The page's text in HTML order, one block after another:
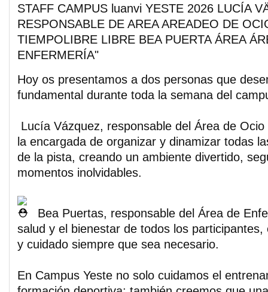
Hoy os presentamos a dos personas que
fundamental durante toda la semana del
Lucía Vázquez, responsable del Área de
la encargada de organizar y dinamizar todas
de la pista, creando un ambiente divertido,
momentos inolvidables.
Bea Puertas, responsable del Área de
salud y el bienestar de todos los participantes,
y cuidado siempre que sea necesario.
En Campus Yeste no solo cuidamos el